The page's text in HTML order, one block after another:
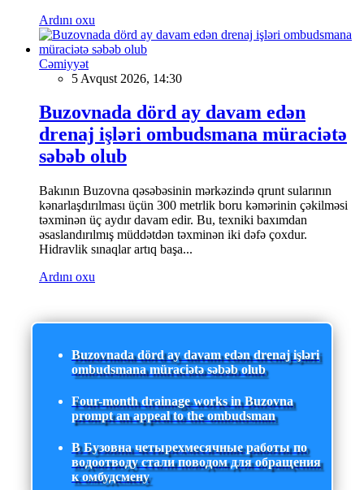
Ardını oxu
Cəmiyyət
5 Avqust 2026, 14:30
Buzovnada dörd ay davam edən
drenaj işləri ombudsmana müraciətə
səbəb olub
Bakının Buzovna qəsəbəsinin mərkəzində qrunt sularının
kənarlaşdırılması üçün 300 metrlik boru kəmərinin çəkilməsi
təxminən üç aydır davam edir. Bu, texniki baxımdan
əsaslandırılmış müddətdən təxminən iki dəfə çoxdur.
Hidravlik sınaqlar artıq başa...
Ardını oxu
Buzovnada dörd ay davam edən drenaj işləri
ombudsmana müraciətə səbəb olub
Four-month drainage works in Buzovna
prompt an appeal to the ombudsman
В Бузовна четырехмесячные работы по
водоотводу стали поводом для обращения
к омбудсмену